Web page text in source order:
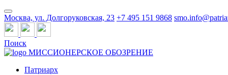
Москва, ул. Долгоруковская, 23 +7 495 151 9868
Поиск
МИССИОНЕРСКОЕ ОБОЗРЕНИЕ
Патриарх